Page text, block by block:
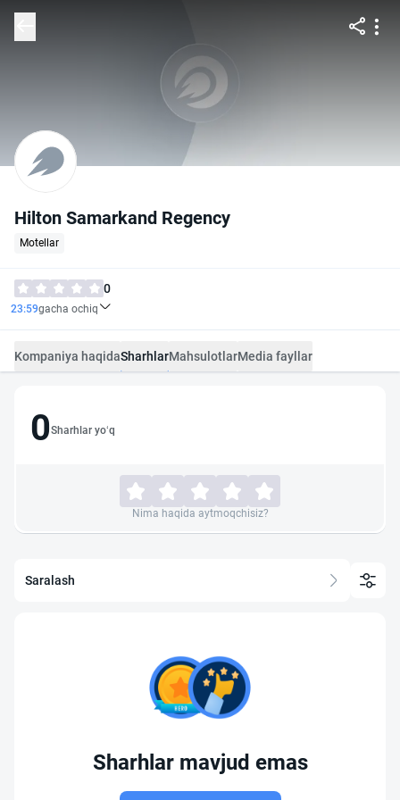
Hilton Samarkand Regency
Motellar
0
23:59gacha ochiq
Kompaniya haqidaSharhlarMahsulotlarMedia fayllar
0Sharhlar yo‘q
Nima haqida aytmoqchisiz?
Saralash
Sharhlar mavjud emas